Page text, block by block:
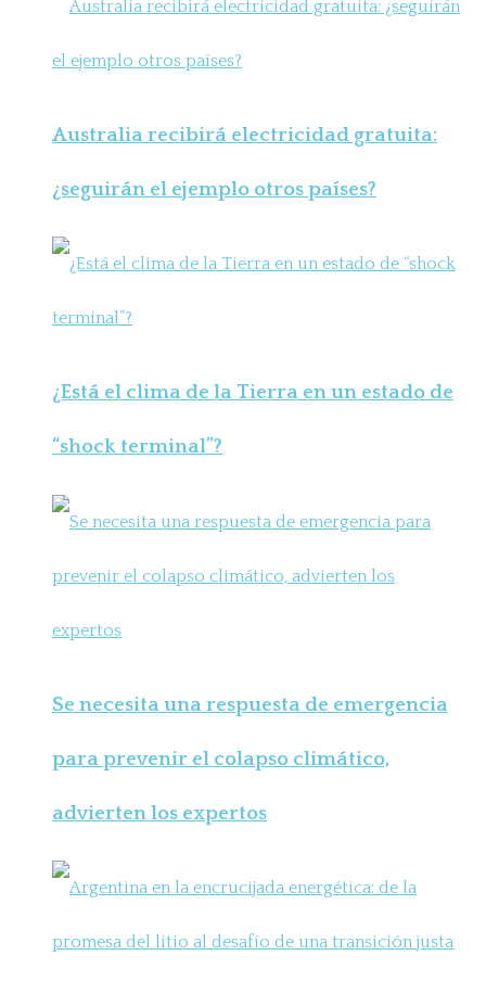
Australia recibirá electricidad gratuita:
¿seguirán el ejemplo otros países?
¿Está el clima de la Tierra en un estado de
“shock terminal”?
Se necesita una respuesta de emergencia
para prevenir el colapso climático,
advierten los expertos